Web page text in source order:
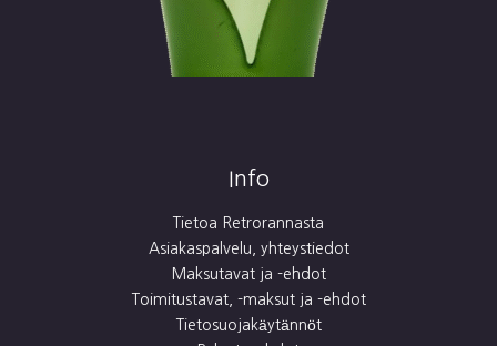
Info
Tietoa Retrorannasta
Asiakaspalvelu, yhteystiedot
Maksutavat ja -ehdot
Toimitustavat, -maksut ja -ehdot
Tietosuojakäytännöt